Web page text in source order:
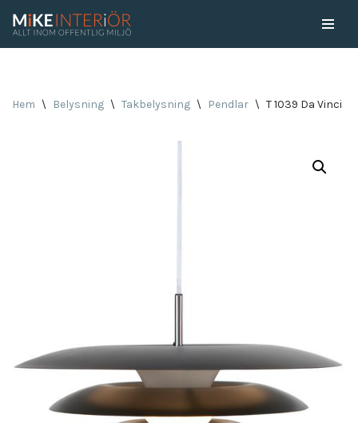
Hem \ Belysning \ Takbelysning \ Pendlar \ T 1039 Da Vinci